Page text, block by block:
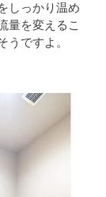
しっかり温め
量を変えるこ
うですよ。